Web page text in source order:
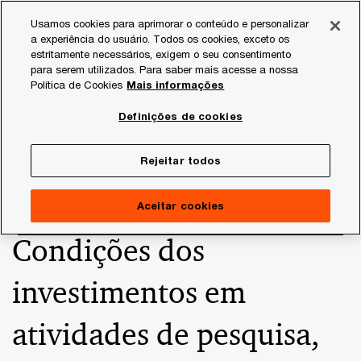
content
footer
Consultoria Tributária
Planos de pesquisa,
desenvolvimento e
inovação (PD&I) -
Condições dos
investimentos em
atividades de pesquisa,
Usamos cookies para aprimorar o conteúdo e personalizar
a experiência do usuário. Todos os cookies, exceto os
estritamente necessários, exigem o seu consentimento
para serem utilizados. Para saber mais acesse a nossa
Política de Cookies Mais informações
Definições de cookies
Rejeitar todos
Aceitar cookies